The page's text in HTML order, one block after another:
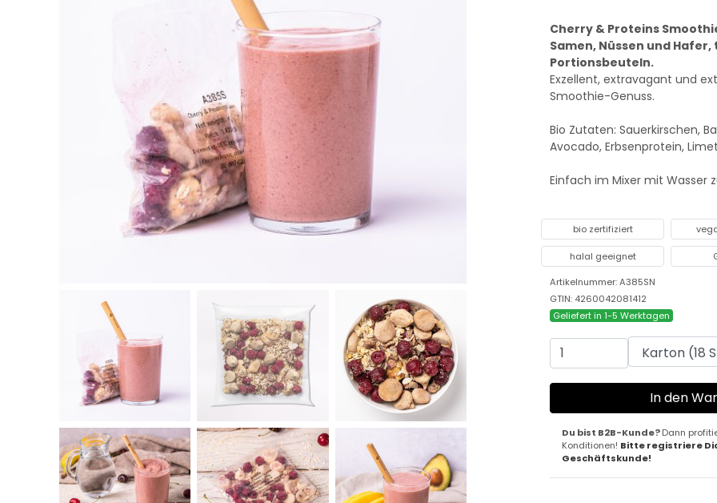
Cherry & Proteins
Samen, Nüssen und
Portionsbeuteln.
Exzellent, extravagant und
Smoothie-Genuss.
Bio Zutaten: Sauerkirschen,
Avocado, Erbsenprotein,
Einfach im Mixer mit Wasser
bio zertifiziert
halal geeignet
Artikelnummer: A385SN
GTIN: 4260042081412
Geliefert in 1-5 Werktagen
Du bist B2B-Kunde?Dann
Konditionen! Bitte registriere
Geschäftskunde!